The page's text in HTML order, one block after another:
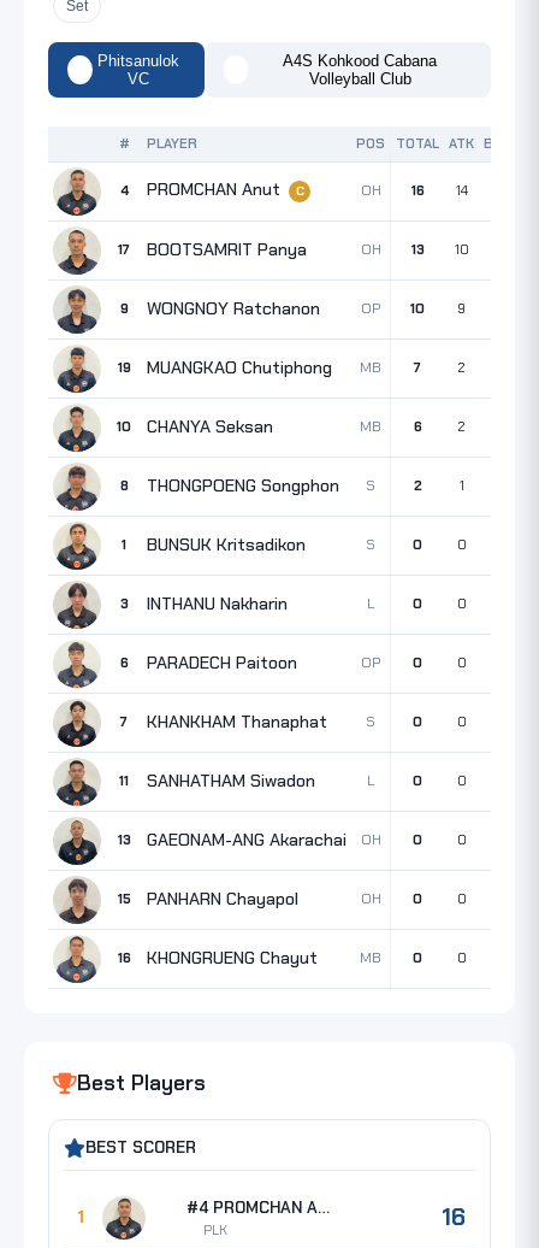
Set
Phitsanulok
VC
A4S Kohkood Cabana
Volleyball Club
# PLAYER POS TOTAL ATK BLK
4 PROMCHAN Anut C OH 16 14
17 BOOTSAMRIT Panya OH 13 10
9 WONGNOY Ratchanon OP 10 9
19 MUANGKAO Chutiphong MB 7 2
10 CHANYA Seksan MB 6 2
8 THONGPOENG Songphon S 2 1
1 BUNSUK Kritsadikon S 0 0
3 INTHANU Nakharin L 0 0
6 PARADECH Paitoon OP 0 0
7 KHANKHAM Thanaphat S 0 0
11 SANHATHAM Siwadon L 0 0
13 GAEONAM-ANG Akarachai OH 0 0
15 PANHARN Chayapol OH 0 0
16 KHONGRUENG Chayut MB 0 0
Best Players
BEST SCORER
1 #4 PROMCHAN Anut
PLK 16